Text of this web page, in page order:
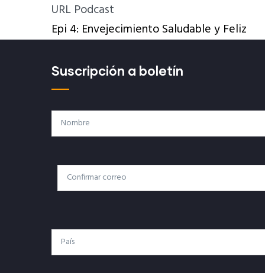
URL Podcast
Epi 4: Envejecimiento Saludable y Feliz
Suscripción a boletín
Nombre
Correo
Electrónico
Correo Electrónico
País